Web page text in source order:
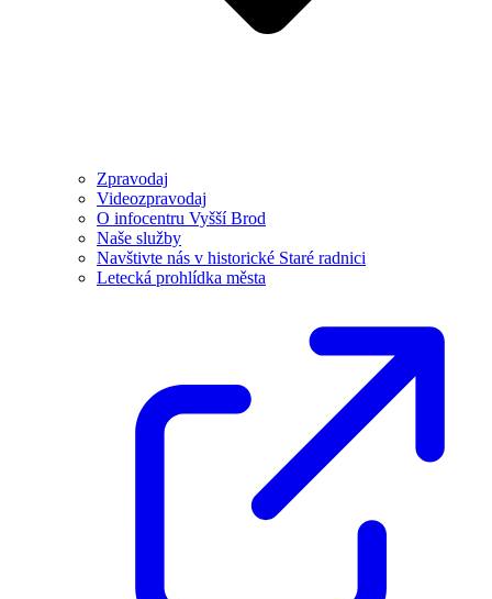
Zpravodaj
Videozpravodaj
O infocentru Vyšší Brod
Naše služby
Navštivte nás v historické Staré radnici
Letecká prohlídka města